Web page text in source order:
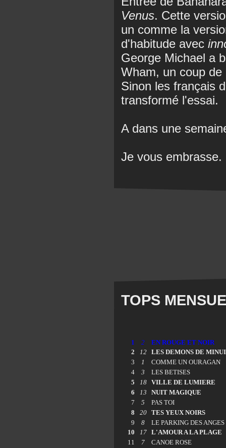
Venus. Cette
un comme la
d'habitude avec
George Michael a
Wham, un coup
Sinon les français
transformé l'essai.
A dans une
Je vous embrasse.
TOPS
1 2
EN ROUGE ET NOIR
2
12
LES DEMONS DE
3
1
COMME UN OURAGAN
4
3
LES BETISES
5
18
VILLE DE LUMIERE
6
13
NUIT MAGIQUE
7
5
PAS TOI
8
20
TES YEUX NOIRS
9
8
LE PARKING DES ANGES
10
17
L'AMOUR A LA PLAGE
11
7
CANOE ROSE